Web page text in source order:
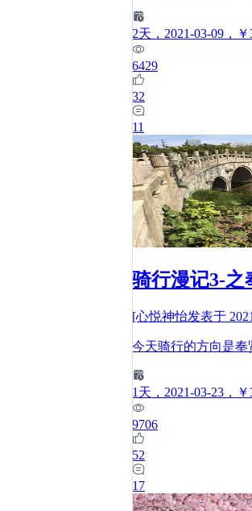
2天 ，2021-03-09 ，
6429
32
11
骑行漫记3-之
[心悦神怡发表于
今天骑行的方向是
1 天 ，2021-03-23 ，
9706
52
17